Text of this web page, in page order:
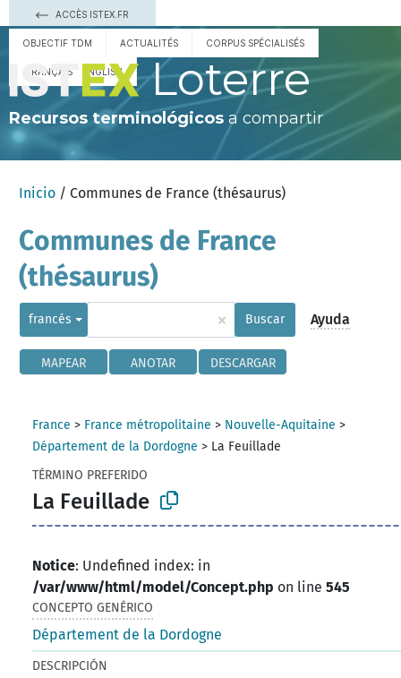
ACCÈS ISTEX.FR
OBJECTIF TDM ACTUALITÉS CORPUS SPÉCIALISÉS
FRANÇAIS ENGLISH Loterre
Recursos terminológicos a compartir
Inicio / Communes de France (thésaurus)
Communes de France
(thésaurus)
francés × Buscar Ayuda
MAPEAR ANOTAR DESCARGAR
France > France métropolitaine > Nouvelle-Aquitaine >
Département de la Dordogne > La Feuillade
TÉRMINO PREFERIDO
La Feuillade
Notice: Undefined index: in
/var/www/html/model/Concept.php on line545
CONCEPTO GENÉRICO
Département de la Dordogne
DESCRIPCIÓN